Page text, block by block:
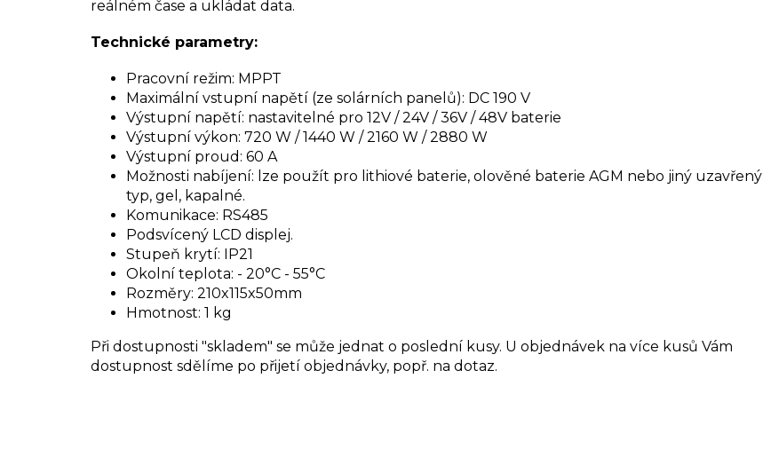
reálném čase a ukládat data.
Technické parametry:
Pracovní režim: MPPT
Maximální vstupní napětí (ze solárních panelů): DC 190 V
Výstupní napětí: nastavitelné pro 12V / 24V / 36V / 48V baterie
Výstupní výkon: 720 W / 1440 W / 2160 W / 2880 W
Výstupní proud: 60 A
Možnosti nabíjení: lze použít pro lithiové baterie, olověné baterie AGM nebo jiný uzavřený
typ, gel, kapalné.
Komunikace: RS485
Podsvícený LCD displej.
Stupeň krytí: IP21
Okolní teplota: - 20°C - 55°C
Rozměry: 210x115x50mm
Hmotnost: 1 kg
Při dostupnosti "skladem" se může jednat o poslední kusy. U objednávek na více kusů Vám
dostupnost sdělíme po přijetí objednávky, popř. na dotaz.